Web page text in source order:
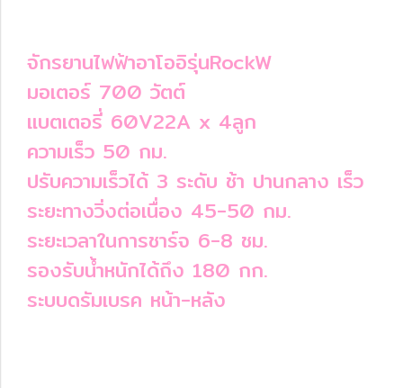
จักรยานไฟฟ้าอาโออิรุ่นRockW
มอเตอร์ 700 วัตต์
แบตเตอรี่ 60V22A x 4ลูก
ความเร็ว 50 กม.
ปรับความเร็วได้ 3 ระดับ ช้า ปานกลาง เร็ว
ระยะทางวิ่งต่อเนื่อง 45-50 กม.
ระยะเวลาในการชาร์จ 6-8 ชม.
รองรับน้ำหนักได้ถึง 180 กก.
ระบบดรัมเบรค หน้า-หลัง